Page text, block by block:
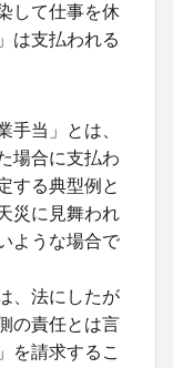
して仕事を休
は支払われる
手当」とは、
場合に支払わ
する典型例と
災に見舞われ
ような場合で
、法にしたが
の責任とは言
を請求するこ